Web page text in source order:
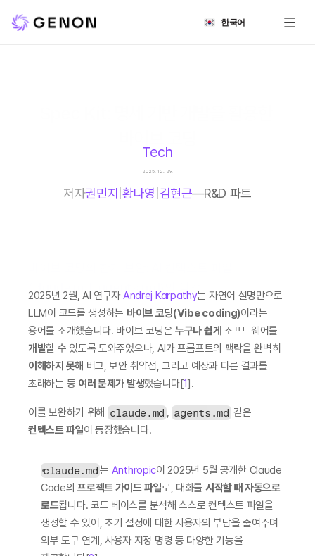
한국어
Tech
2025. 12. 29.
저자권민지 황나영 김현근—R&D 파트
(claude.md, agents.md)의 역할
2025년 2월, AI 연구자 Andrej Karpathy는 자연어 설명만으로
LLM이 코드를 생성하는 바이브 코딩(Vibe coding)이라는
용어를 소개했습니다. 바이브 코딩은 누구나 쉽게
개발할 수 있도록 도와주었으나, AI가 프롬프트의 맥락
이해하지 못해 버그, 보안 취약점, 그리고 예상과 다른 결과를
초래하는 등 여러 문제가 발생했습니다[1].
이를 보완하기 위해 claude.md , agents.md
컨텍스트 파일이 등장했습니다.
claude.md는 Anthropic이 2025년 5월 공개한 Claude
Code의 프로젝트 가이드 파일로, 대화를 시작할 때 자동으로
로드됩니다. 코드 베이스를 분석해 스스로 컨텍스트 파일을
생성할 수 있어, 초기 설정에 대한 사용자의 부담을 줄여주며
외부 도구 연계, 사용자 지정 명령 등 다양한 기능을